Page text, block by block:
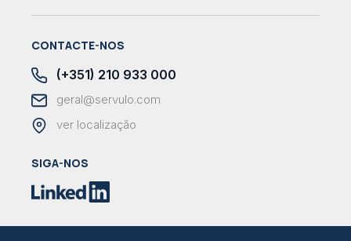
CONTACTE-NOS
(+351) 210 933 000
geral@servulo.com
ver localização
SIGA-NOS